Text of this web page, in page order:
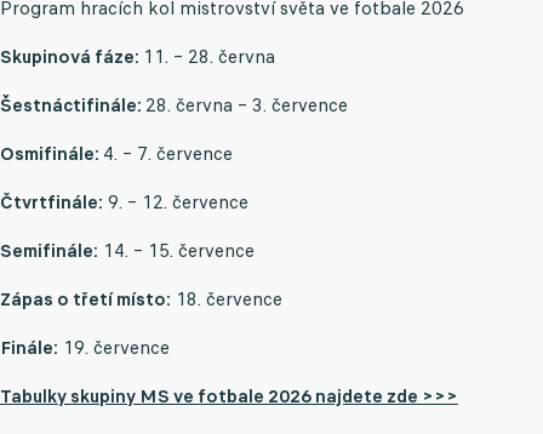
Program hracích kol mistrovství světa ve fotbale 2026
Skupinová fáze: 11. – 28. června
Šestnáctifinále: 28. června – 3. července
Osmifinále: 4. – 7. července
Čtvrtfinále: 9. – 12. července
Semifinále: 14. – 15. července
Zápas o třetí místo: 18. července
Finále: 19. července
Tabulky skupiny MS ve fotbale 2026 najdete zde >>>